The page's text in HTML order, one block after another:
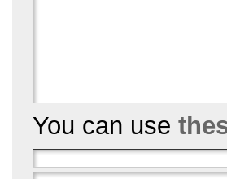
You can use